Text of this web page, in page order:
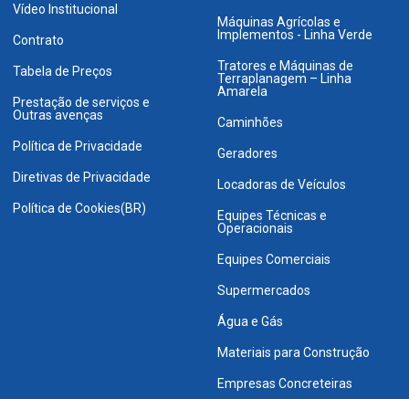
Vídeo Institucional
Contrato
Tabela de Preços
Prestação de serviços e
Outras avenças
Política de Privacidade
Diretivas de Privacidade
Política de Cookies(BR)
Máquinas Agrícolas e
Implementos - Linha Verde
Tratores e Máquinas de
Terraplanagem – Linha
Amarela
Caminhões
Geradores
Locadoras de Veículos
Equipes Técnicas e
Operacionais
Equipes Comerciais
Supermercados
Água e Gás
Materiais para Construção
Empresas Concreteiras